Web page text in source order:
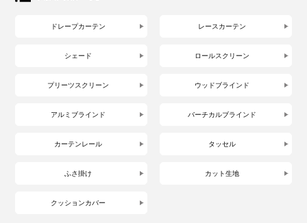
ドレープカーテン レースカーテン
シェード ロールスクリーン
プリーツスクリーン ウッドブラインド
アルミブラインド バーチカルブラインド
カーテンレール タッセル
ふさ掛け カット生地
クッションカバー